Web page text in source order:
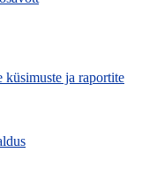
ja raportite